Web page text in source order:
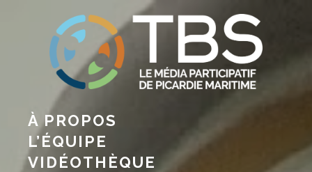
À PROPOS
L’ÉQUIPE
VIDÉOTHÈQUE